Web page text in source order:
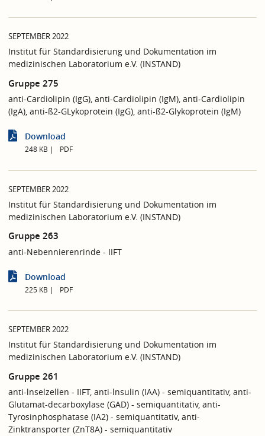
SEPTEMBER 2022
Institut für Standardisierung und Dokumentation im
medizinischen Laboratorium e.V. (INSTAND)
Gruppe 275
anti-Cardiolipin (IgG), anti-Cardiolipin (IgM), anti-Cardiolipin
(IgA), anti-ß2-GLykoprotein (IgG), anti-ß2-Glykoprotein (IgM)
Download
248 KB PDF
SEPTEMBER 2022
Institut für Standardisierung und Dokumentation im
medizinischen Laboratorium e.V. (INSTAND)
Gruppe 263
anti-Nebennierenrinde - IIFT
Download
225 KB PDF
SEPTEMBER 2022
Institut für Standardisierung und Dokumentation im
medizinischen Laboratorium e.V. (INSTAND)
Gruppe 261
anti-lnselzellen - IIFT, anti-lnsulin (IAA) - semiquantitativ, anti-
Glutamat-decarboxylase (GAD) - semiquantitativ, anti-
Tyrosinphosphatase (IA2) - semiquantitativ, anti-
Zinktransporter (ZnT8A) - semiquantitativ